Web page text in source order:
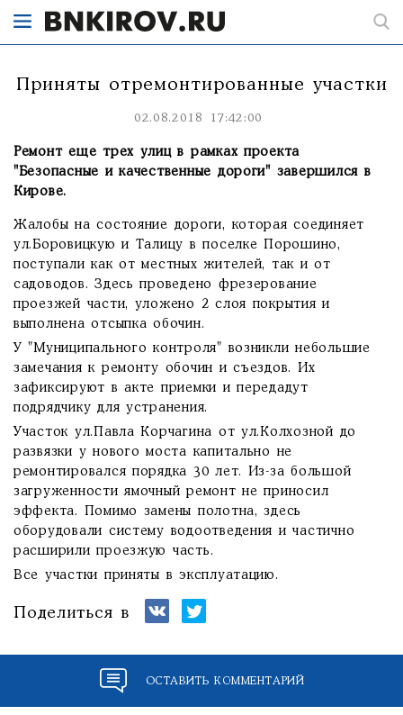
Приняты отремонтированные участки
02.08.2018 17:42:00
Ремонт еще трех улиц в рамках проекта
"Безопасные и качественные дороги" завершился в
Кирове.
Жалобы на состояние дороги, которая соединяет
ул.Боровицкую и Талицу в поселке Порошино,
поступали как от местных жителей, так и от
садоводов. Здесь проведено фрезерование
проезжей части, уложено 2 слоя покрытия и
выполнена отсыпка обочин.
У "Муниципального контроля" возникли небольшие
замечания к ремонту обочин и съездов. Их
зафиксируют в акте приемки и передадут
подрядчику для устранения.
Участок ул.Павла Корчагина от ул.Колхозной до
развязки у нового моста капитально не
ремонтировался порядка 30 лет. Из-за большой
загруженности ямочный ремонт не приносил
эффекта. Помимо замены полотна, здесь
оборудовали систему водоотведения и частично
расширили проезжую часть.
Все участки приняты в эксплуатацию.
Поделиться в
ОСТАВИТЬ КОММЕНТАРИЙ